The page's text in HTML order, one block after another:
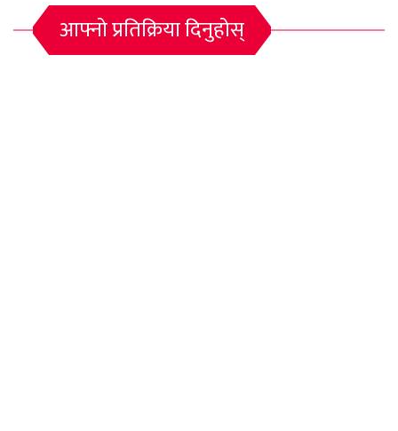
आफ्नो प्रतिक्रिया दिनुहोस्